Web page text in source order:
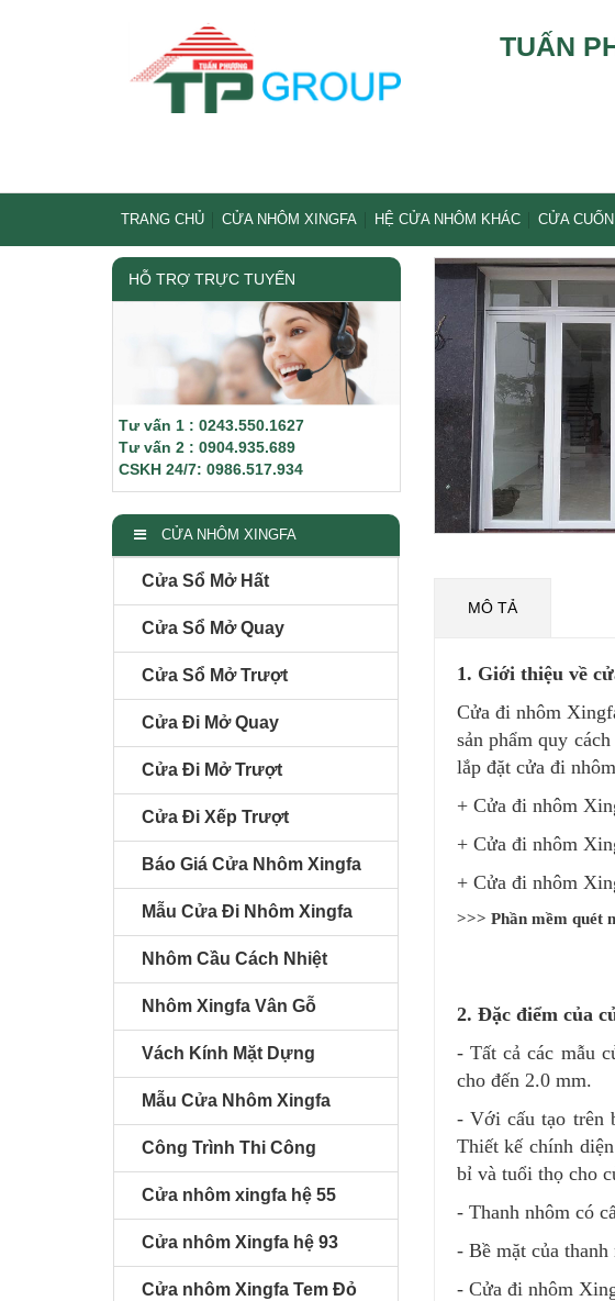
TUẤN
TRANG CHỦ CỬA NHÔM XINGFA HỆ CỬA NHÔM KHÁC CỬA
HỖ TRỢ TRỰC TUYẾN
Tư vấn 1 : 0243.550.1627
Tư vấn 2 : 0904.935.689
CSKH 24/7: 0986.517.934
CỬA NHÔM XINGFA
Cửa Sổ Mở Hất
Cửa Sổ Mở Quay
Cửa Sổ Mở Trượt
Cửa Đi Mở Quay
Cửa Đi Mở Trượt
Cửa Đi Xếp Trượt
Báo Giá Cửa Nhôm Xingfa
Mẫu Cửa Đi Nhôm Xingfa
Nhôm Cầu Cách Nhiệt
Nhôm Xingfa Vân Gỗ
Vách Kính Mặt Dựng
Mẫu Cửa Nhôm Xingfa
Công Trình Thi Công
Cửa nhôm xingfa hệ 55
Cửa nhôm Xingfa hệ 93
Cửa nhôm Xingfa Tem Đỏ
MÔ TẢ
1. Giới thiệu về
Cửa đi nhôm
sản phẩm quy
lắp đặt cửa đi
+ Cửa đi nhôm
+ Cửa đi nhôm
+ Cửa đi nhôm
>>> Phần mềm quét
2. Đặc điểm của
- Tất cả các mẫu
cho đến 2.0 mm.
- Với cấu tạo trên
Thiết kế chính
bỉ và tuổi thọ cho
- Thanh nhôm có
- Bề mặt của
- Cửa đi nhôm